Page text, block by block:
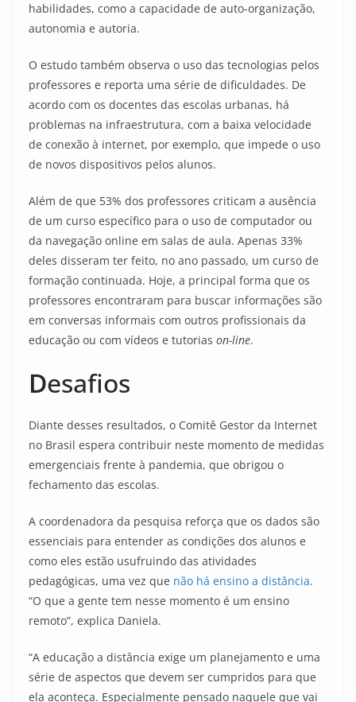
habilidades, como a capacidade de auto-organização,
autonomia e autoria.
O estudo também observa o uso das tecnologias pelos
professores e reporta uma série de dificuldades. De
acordo com os docentes das escolas urbanas, há
problemas na infraestrutura, com a baixa velocidade
de conexão à internet, por exemplo, que impede o uso
de novos dispositivos pelos alunos.
Além de que 53% dos professores criticam a ausência
de um curso específico para o uso de computador ou
da navegação online em salas de aula. Apenas 33%
deles disseram ter feito, no ano passado, um curso de
formação continuada. Hoje, a principal forma que os
professores encontraram para buscar informações são
em conversas informais com outros profissionais da
educação ou com vídeos e tutorias on-line.
Desafios
Diante desses resultados, o Comitê Gestor da Internet
no Brasil espera contribuir neste momento de medidas
emergenciais frente à pandemia, que obrigou o
fechamento das escolas.
A coordenadora da pesquisa reforça que os dados são
essenciais para entender as condições dos alunos e
como eles estão usufruindo das atividades
pedagógicas, uma vez que não há ensino a distância.
“O que a gente tem nesse momento é um ensino
remoto”, explica Daniela.
“A educação a distância exige um planejamento e uma
série de aspectos que devem ser cumpridos para que
ela aconteça. Especialmente pensado naquele que vai